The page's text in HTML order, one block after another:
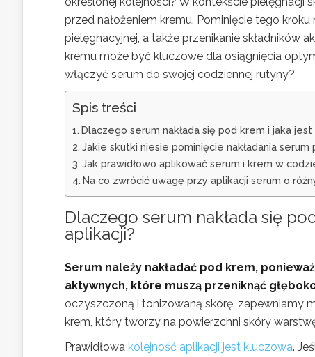
przed nałożeniem kremu. Pominięcie tego
pielęgnacyjnej, a także przenikanie składników
kremu może być kluczowe dla osiągnięcia
włączyć serum do swojej codziennej rutyny?
Spis treści
Dlaczego serum nakłada się pod krem i jaka
Jakie skutki niesie pominięcie nakładania
Jak prawidłowo aplikować serum i krem w
Na co zwrócić uwagę przy aplikacji serum o
Dlaczego serum nakłada się
aplikacji?
Serum należy nakładać pod krem,
aktywnych, które muszą przeniknąć
oczyszczoną i tonizowaną skórę, zapewniamy
krem, który tworzy na powierzchni skóry
Prawidłowa kolejność aplikacji jest kluczowa.